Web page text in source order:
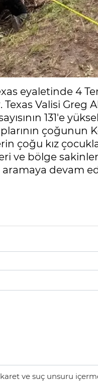
eyaletinde 4
Texas Valisi Greg
131'e
çoğu kız
ve bölge
devam
ve suç unsuru